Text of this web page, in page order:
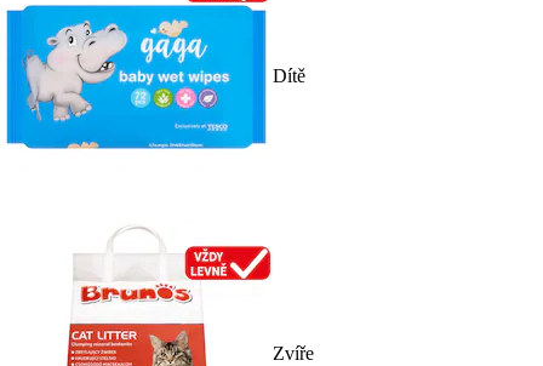
Dítě
Zvíře